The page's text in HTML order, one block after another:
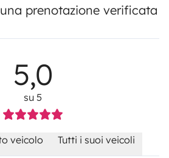
prenotazione verificata
5,0
su 5
veicolo Tutti i suoi veicoli